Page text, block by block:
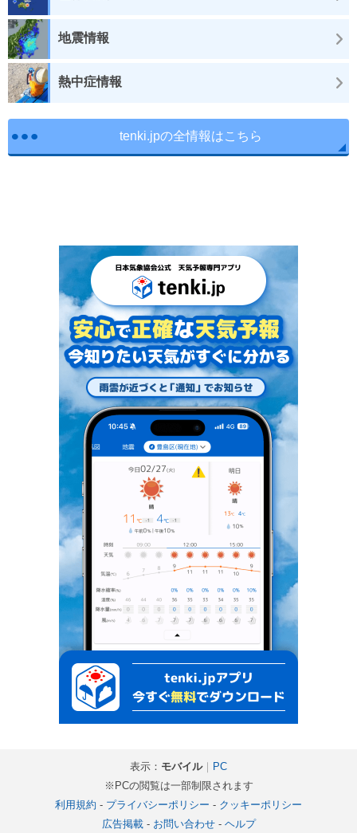
地震情報
熱中症情報
tenki.jpの全情報はこちら
表示： モバイル｜ PC
※PCの閲覧は一部制限されます
利用規約 - プライバシーポリシー - クッキーポリシー
広告掲載- お問い合わせ- ヘルプ